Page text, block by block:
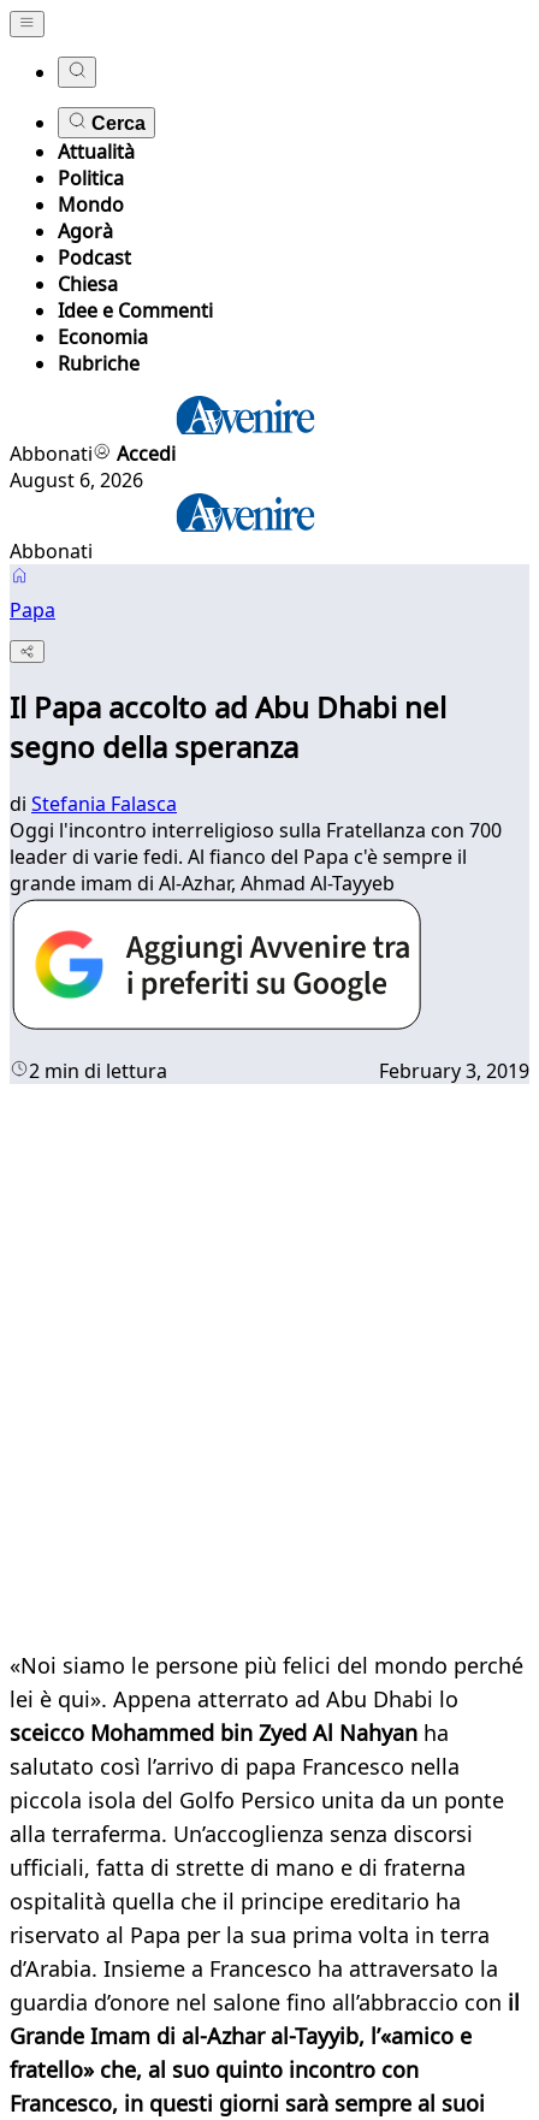
Cerca
Attualità
Politica
Mondo
Agorà
Podcast
Chiesa
Idee e Commenti
Economia
Rubriche
Abbonati
Accedi
August 6, 2026
Abbonati
Papa
Il Papa accolto ad Abu Dhabi nel
segno della speranza
di Stefania Falasca
Oggi l'incontro interreligioso sulla Fratellanza con 700
leader di varie fedi. Al fianco del Papa c'è sempre il
grande imam di Al-Azhar, Ahmad Al-Tayyeb
2 min di lettura February 3, 2019
«Noi siamo le persone più felici del mondo perché
lei è qui». Appena atterrato ad Abu Dhabi lo
sceicco Mohammed bin Zyed Al Nahyan ha
salutato così l’arrivo di papa Francesco nella
piccola isola del Golfo Persico unita da un ponte
alla terraferma. Un’accoglienza senza discorsi
ufficiali, fatta di strette di mano e di fraterna
ospitalità quella che il principe ereditario ha
riservato al Papa per la sua prima volta in terra
d’Arabia. Insieme a Francesco ha attraversato la
guardia d’onore nel salone fino all’abbraccio con il
Grande Imam di al-Azhar al-Tayyib, l’«amico e
fratello» che, al suo quinto incontro con
Francesco, in questi giorni sarà sempre al suoi